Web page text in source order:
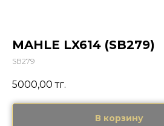
MAHLE LX614 (SB279)
SB279
5000,00 тг.
В корзину